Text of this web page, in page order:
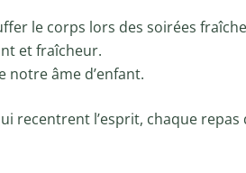
le corps lors des soirées
et fraîcheur.
notre âme d’enfant.
recentrent l’esprit, chaque